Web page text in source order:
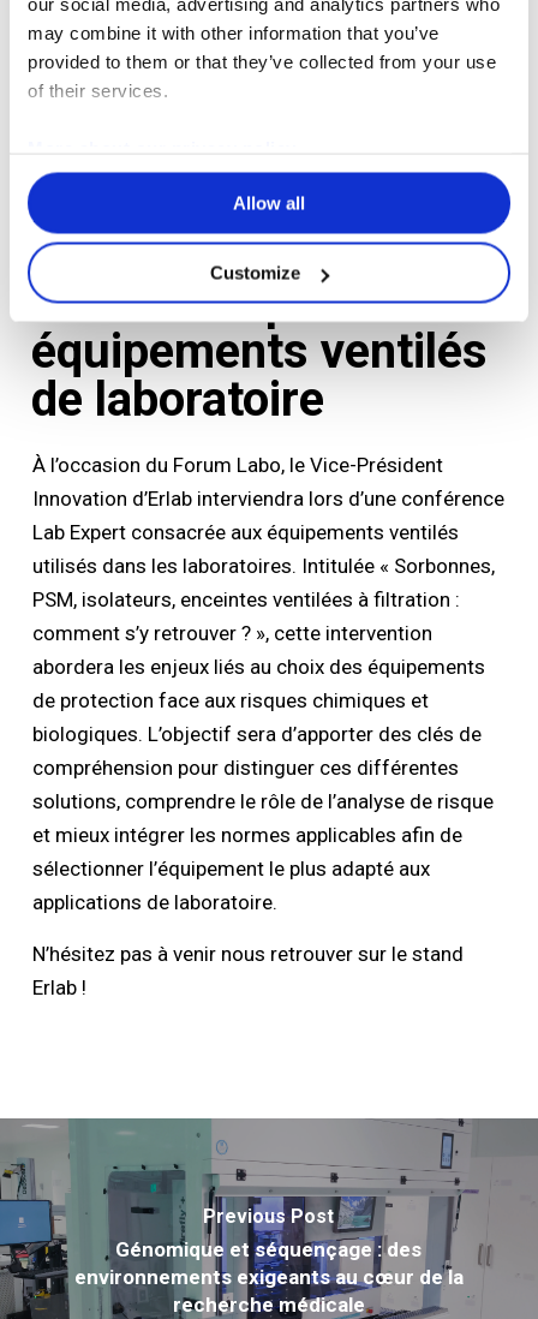
may combine it with other information that you’ve
provided to them or that they’ve collected from your use
of their services.
Allow all
Customize
Internationale), Lyon 6ème, France
Dates : du 10 au 11 mars
Une conférence pour
mieux comprendre les
équipements ventilés
de laboratoire
À l’occasion du Forum Labo, le Vice-Président
Innovation d’Erlab interviendra lors d’une conférence
Lab Expert consacrée aux équipements ventilés
utilisés dans les laboratoires. Intitulée « Sorbonnes,
PSM, isolateurs, enceintes ventilées à filtration :
comment s’y retrouver ? », cette intervention
abordera les enjeux liés au choix des équipements
de protection face aux risques chimiques et
biologiques. L’objectif sera d’apporter des clés de
compréhension pour distinguer ces différentes
solutions, comprendre le rôle de l’analyse de risque
et mieux intégrer les normes applicables afin de
sélectionner l’équipement le plus adapté aux
applications de laboratoire.
N’hésitez pas à venir nous retrouver sur le stand
Erlab !
Previous Post
Génomique et séquençage : des
environnements exigeants au cœur de la
recherche médicale